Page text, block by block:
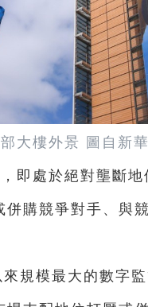
大樓外景 圖自新
即處於絕對壟斷
購競爭對手、與
規模最大的數字